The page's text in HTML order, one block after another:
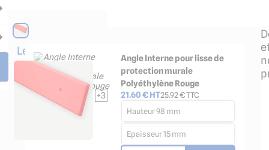
Les
accessoires
indispensables
+3
Angle Interne pour lisse de
protection murale
Polyéthylène Rouge
21.60€ HT25.92 € TTC
Hauteur 98 mm
Epaisseur 15 mm